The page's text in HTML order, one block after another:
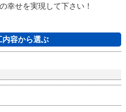
幸せを実現して下さい！
内容から選ぶ